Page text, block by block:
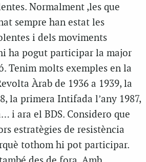
Normalment ,les que
sempre han estat les
i dels moviments
ha pogut participar la major
Tenim molts exemples en la
Àrab de 1936 a 1939, la
la primera Intifada l’any 1987,
i ara el BDS. Considero que
estratègies de resistència
tothom hi pot participar.